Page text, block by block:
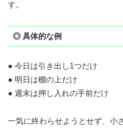
す。
◎ 具体的な例
● 今日は引き出し1つだけ
● 明日は棚の上だけ
● 週末は押し入れの手前だけ
一気に終わらせようとせず、小